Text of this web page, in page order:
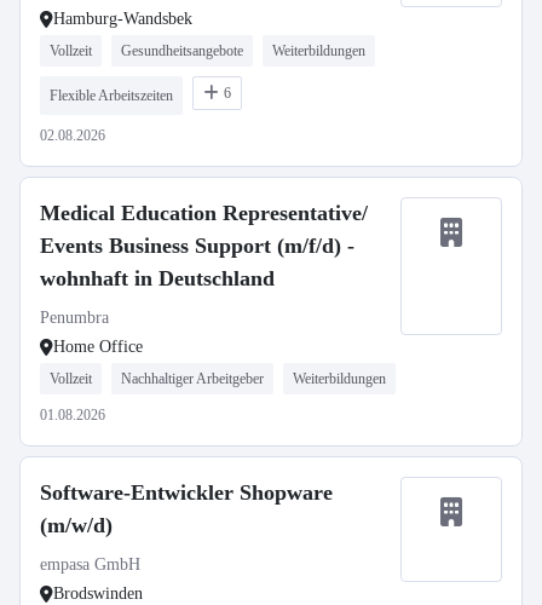
Hamburg-Wandsbek
Vollzeit Gesundheitsangebote Weiterbildungen
Flexible Arbeitszeiten 6
02.08.2026
Medical Education Representative/
Events Business Support (m/f/d) -
wohnhaft in Deutschland
Penumbra
Home Office
Vollzeit Nachhaltiger Arbeitgeber Weiterbildungen
01.08.2026
Software-Entwickler Shopware
(m/w/d)
empasa GmbH
Brodswinden